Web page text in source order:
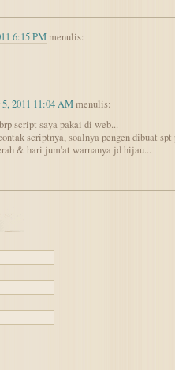
6:15 PMmenulis:
2011 11:04 AMmenulis:
script saya pakai di web...
scriptnya, soalnya pengen dibuat spt
& hari jum'at warnanya jd hijau...